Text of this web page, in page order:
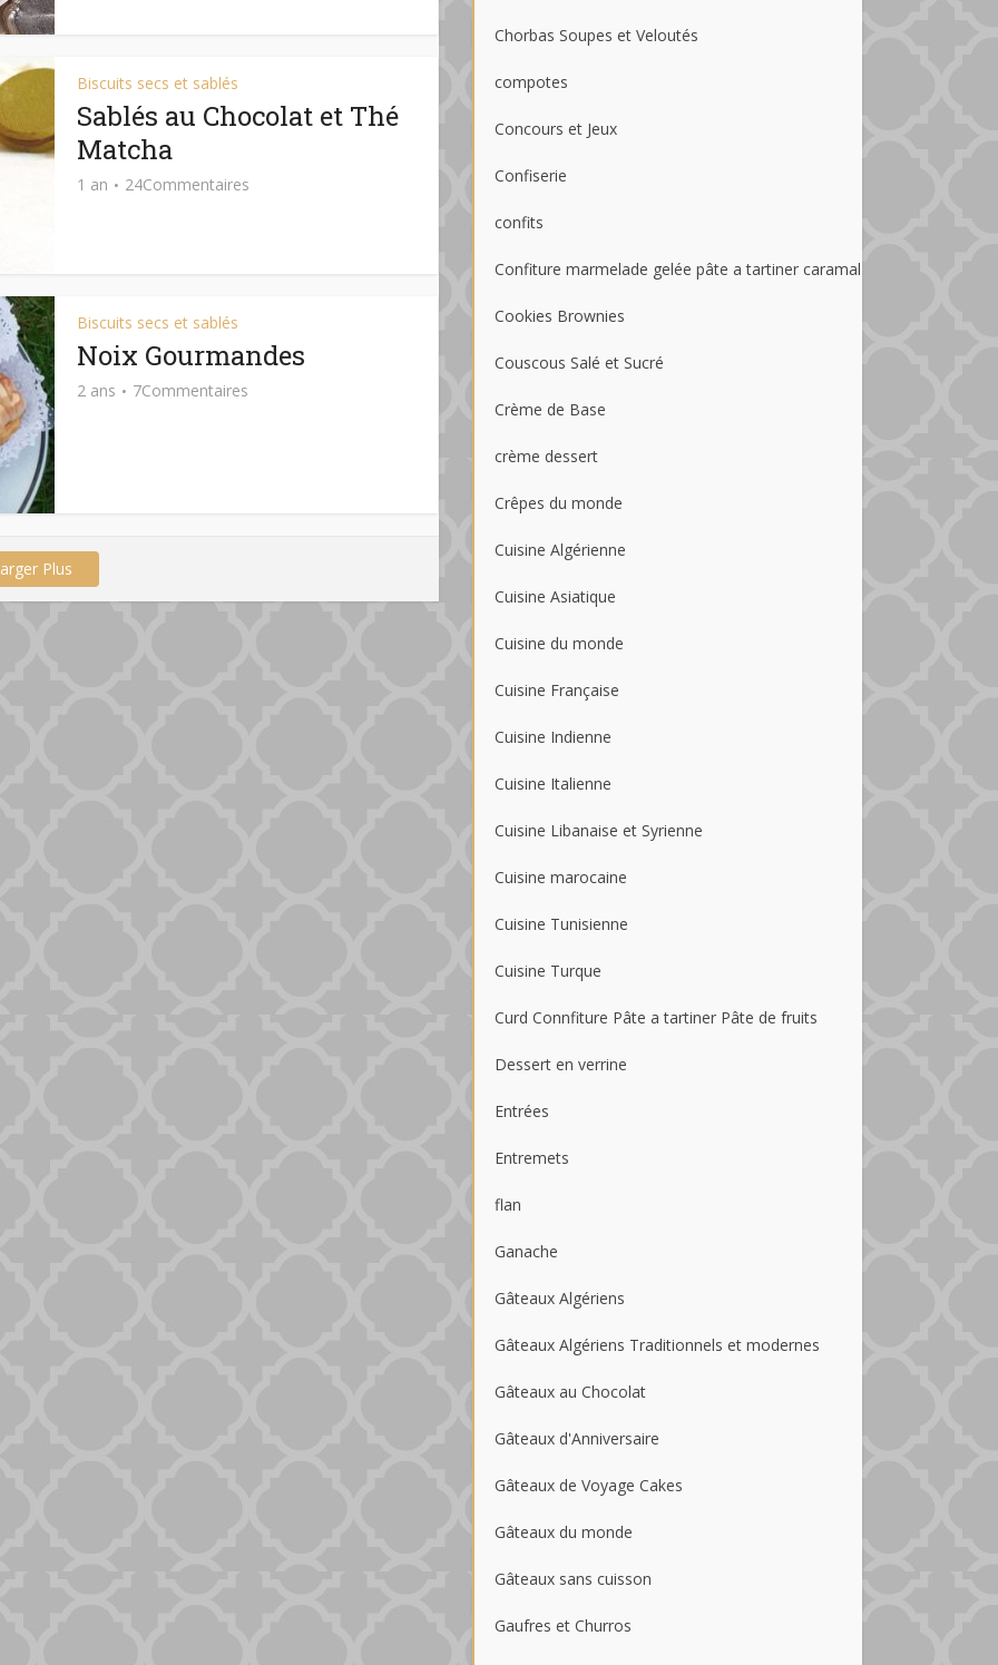
Biscuits secs et sablés
Sablés au Chocolat et Thé
Matcha
1 an 24Commentaires
Biscuits secs et sablés
Noix Gourmandes
2 ans 7Commentaires
Plus
Chorbas Soupes et Veloutés
compotes
Concours et Jeux
Confiserie
confits
Confiture marmelade gelée pâte a tartiner caramal
Cookies Brownies
Couscous Salé et Sucré
Crème de Base
crème dessert
Crêpes du monde
Cuisine Algérienne
Cuisine Asiatique
Cuisine du monde
Cuisine Française
Cuisine Indienne
Cuisine Italienne
Cuisine Libanaise et Syrienne
Cuisine marocaine
Cuisine Tunisienne
Cuisine Turque
Curd Connfiture Pâte a tartiner Pâte de fruits
Dessert en verrine
Entrées
Entremets
flan
Ganache
Gâteaux Algériens
Gâteaux Algériens Traditionnels et modernes
Gâteaux au Chocolat
Gâteaux d'Anniversaire
Gâteaux de Voyage Cakes
Gâteaux du monde
Gâteaux sans cuisson
Gaufres et Churros